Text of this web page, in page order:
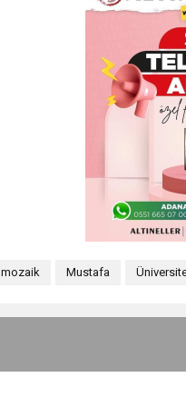
mozaik Mustafa